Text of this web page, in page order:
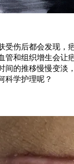
受伤后都会发现，
管和组织增生会让
间的推移慢慢变淡
科学护理呢？